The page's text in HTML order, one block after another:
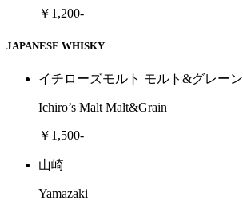
￥1,200-
JAPANESE WHISKY
イチローズモルト モルト&グレーン
Ichiro’s Malt Malt&Grain
￥1,500-
山崎
Yamazaki